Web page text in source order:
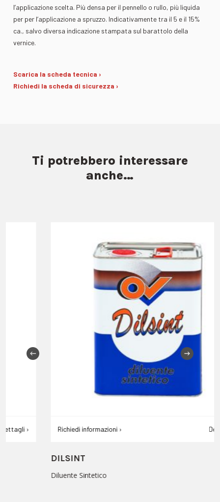
l’applicazione scelta. Più densa per il pennello o rullo, più liquida
per per l’applicazione a spruzzo. Indicativamente tra il 5 e il 15%
ca., salvo diversa indicazione stampata sul barattolo della
vernice.
Scarica la scheda tecnica ›
Richiedi la scheda di sicurezza ›
Ti potrebbero interessare
anche…
Richiedi informazioni ›
Diluente Sintetico